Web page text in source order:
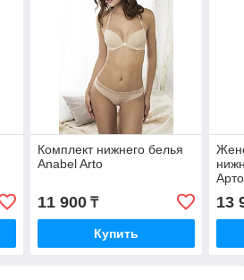
Комплект нижнего белья
Anabel Arto
11 900₸
Купить
13